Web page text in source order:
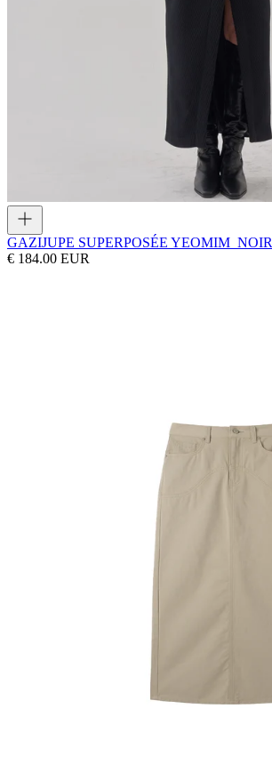
GAZIJUPE SUPERPOSÉE YEOMIM_NOIR
€ 184.00 EUR